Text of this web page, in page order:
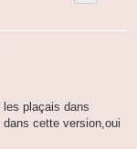
plaçais dans
cette version,oui